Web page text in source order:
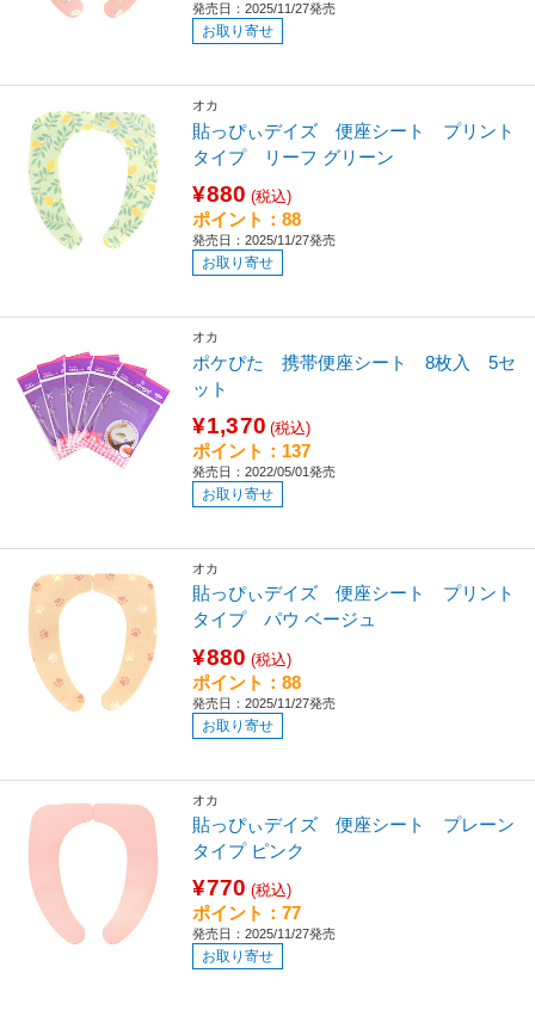
発売日：2025/11/27発売
お取り寄せ
オカ
貼っぴぃデイズ 便座シート プリント
タイプ リーフ グリーン
¥880 (税込)
ポイント：88
発売日：2025/11/27発売
お取り寄せ
オカ
ポケぴた 携帯便座シート 8枚入 5セ
ット
¥1,370 (税込)
ポイント：137
発売日：2022/05/01発売
お取り寄せ
オカ
貼っぴぃデイズ 便座シート プリント
タイプ パウ ベージュ
¥880 (税込)
ポイント：88
発売日：2025/11/27発売
お取り寄せ
オカ
貼っぴぃデイズ 便座シート プレーン
タイプ ピンク
¥770 (税込)
ポイント：77
発売日：2025/11/27発売
お取り寄せ